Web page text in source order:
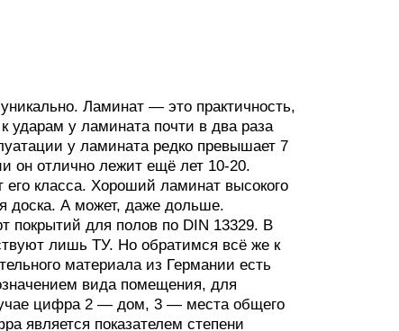
Ламинат — это практичность,
ударам у ламината почти в два раза
у ламината редко превышает 7
он отлично лежит ещё лет 10-20.
класса. Хороший ламинат высокого
доска. А может, даже дольше.
покрытий для полов по DIN 13329. В
лишь ТУ. Но обратимся всё же к
материала из Германии есть
вида помещения, для
цифра 2 — дом, 3 — места общего
является показателем степени